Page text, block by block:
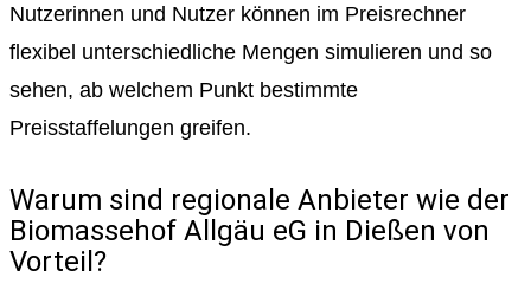
Nutzerinnen und Nutzer können im Preisrechner
flexibel unterschiedliche Mengen simulieren und so
sehen, ab welchem Punkt bestimmte
Preisstaffelungen greifen.
Warum sind regionale Anbieter wie der
Biomassehof Allgäu eG in Dießen von
Vorteil?